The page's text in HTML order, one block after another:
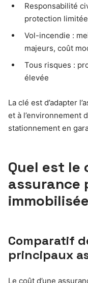
Responsabilité
protection limitée
Vol-incendie :
majeurs, coût
Tous risques :
élevée
La clé est d’adapter
et à l’environnement
stationnement en
Quel est le
assurance
Comparatif
principaux
Le coût d’une